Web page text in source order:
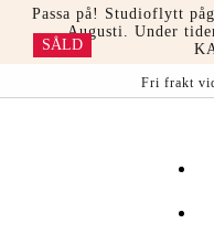
Hoppa
innehåll
Passa på! Studioflytt
Augusti. Under
Fri frakt
SÅLD